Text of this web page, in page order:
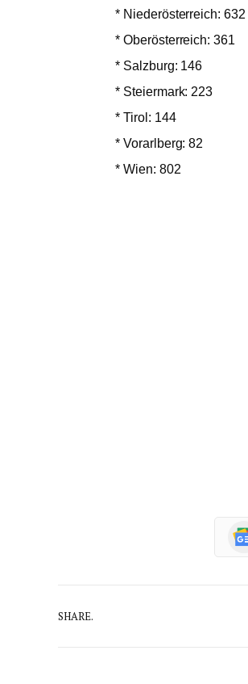
* Niederösterreich: 632
* Oberösterreich: 361
* Salzburg: 146
* Steiermark: 223
* Tirol: 144
* Vorarlberg: 82
* Wien: 802
SHARE.